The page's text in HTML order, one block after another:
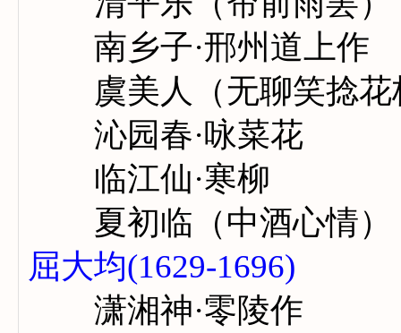
南乡子·邢州道上作
虞美人（无聊笑捻花
沁园春·咏菜花
临江仙·寒柳
夏初临（中酒心情）
屈大均(1629-1696)
潇湘神·零陵作